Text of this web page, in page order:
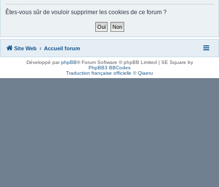
Êtes-vous sûr de vouloir supprimer les cookies de ce forum ?
Site Web Accueil forum
Développé parphpBB® Forum Software © phpBB Limited | SE Square by
PhpBB3 BBCodes
Traduction française officielle ©Qiaeru